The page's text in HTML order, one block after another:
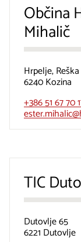
Občina
Mihalič
Hrpelje,
6240 Kozina
+386 51 67 70
TIC
Dutovlje 65
6221 Dutovlje